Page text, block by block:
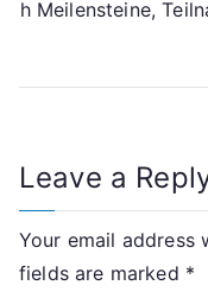
h Meilensteine,
Leave a
Your email address
fields are marked *